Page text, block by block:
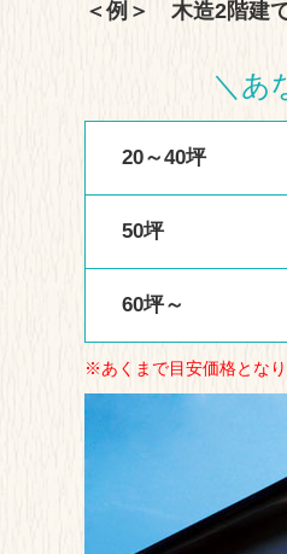
＜例＞ 木造2階建
＼ あ
20～40坪
50坪
60坪～
※あくまで目安価格とな